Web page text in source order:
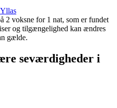
2 voksne for 1 nat, som er fundet
og tilgængelighed kan ændres
gælde.
seværdigheder i